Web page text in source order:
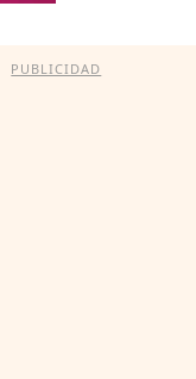
PUBLICIDAD